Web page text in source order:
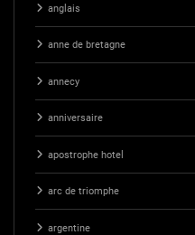
anglais
anne de bretagne
annecy
anniversaire
apostrophe hotel
arc de triomphe
argentine